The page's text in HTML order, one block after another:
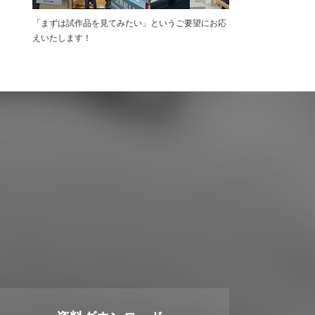
「まずは試作品を⾒てみたい」というご要望にお応
えいたします！